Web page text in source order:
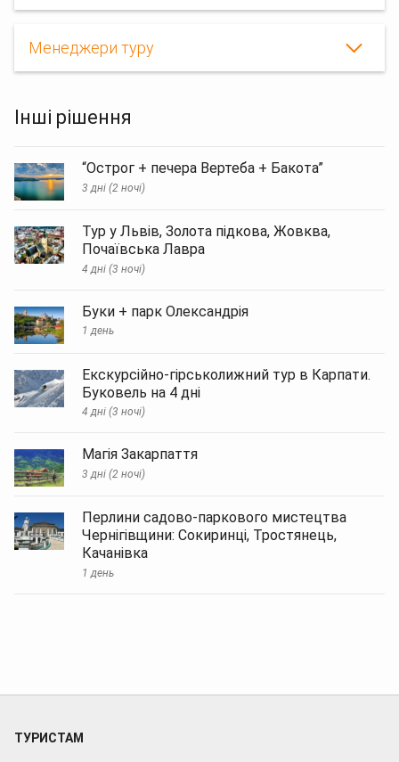
корпоративний
Подільський
Чернівці!",
Корпоратив
в
Подільському,
Корпоратив
в
в
Хотині
...
Менеджери туру
Інші рішення
“Острог + печера Вертеба + Бакота”
3 дні (2 ночі)
Тур у Львів, Золота підкова, Жовква,
Почаївська Лавра
4 дні (3 ночі)
Буки + парк Олександрія
1 день
Екскурсійно-гірськолижний тур в Карпати.
Буковель на 4 дні
4 дні (3 ночі)
Магія Закарпаття
3 дні (2 ночі)
Перлини садово-паркового мистецтва
Чернігівщини: Сокиринці, Тростянець,
Качанівка
1 день
ТУРИСТАМ